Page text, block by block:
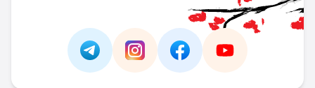
Link - https://t.me/https://
Link -